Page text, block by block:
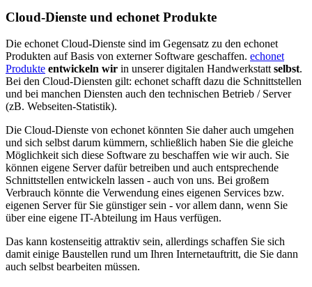
Cloud-Dienste und echonet Produkte
Die echonet Cloud-Dienste sind im Gegensatz zu den echonet
Produkten auf Basis von externer Software geschaffen. echonet
Produkte entwickeln wir in unserer digitalen Handwerkstattselbst.
Bei den Cloud-Diensten gilt: echonet schafft dazu die Schnittstellen
und bei manchen Diensten auch den technischen Betrieb / Server
(zB. Webseiten-Statistik).
Die Cloud-Dienste von echonet könnten Sie daher auch umgehen
und sich selbst darum kümmern, schließlich haben Sie die gleiche
Möglichkeit sich diese Software zu beschaffen wie wir auch. Sie
können eigene Server dafür betreiben und auch entsprechende
Schnittstellen entwickeln lassen - auch von uns. Bei großem
Verbrauch könnte die Verwendung eines eigenen Services bzw.
eigenen Server für Sie günstiger sein - vor allem dann, wenn Sie
über eine eigene IT-Abteilung im Haus verfügen.
Das kann kostenseitig attraktiv sein, allerdings schaffen Sie sich
damit einige Baustellen rund um Ihren Internetauftritt, die Sie dann
auch selbst bearbeiten müssen.